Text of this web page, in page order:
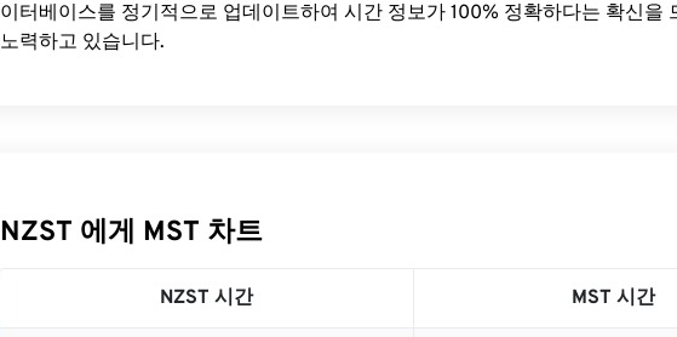
이터베이스를 정기적으로 업데이트하여 시간 정보가 100% 정확하다는 확신을
노력하고 있습니다.
NZST 에게 MST 차트
NZST 시간 MST 시간